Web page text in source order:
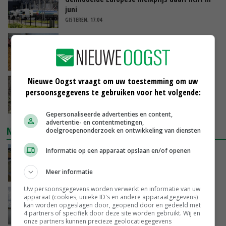
juni
GISTEREN, 17:04
varkensvleesketen
GISTEREN, 15:29
Emmeloord noteert eerste zaaiuien op
maximaal 20 euro
NIEUWSTE VIDEO'S
Droogte veroorzaakt steeds meer problemen:
GISTEREN, 14:06
Koeien van enige drijvende boerderij ter
wereld zijn te koop
GISTEREN, 12:00
Nieuwe Oogst vraagt om uw toestemming om uw
persoonsgegevens te gebruiken voor het volgende:
Gepersonaliseerde advertenties en content,
advertentie- en contentmetingen,
doelgroepenonderzoek en ontwikkeling van diensten
Informatie op een apparaat opslaan en/of openen
Meer informatie
Uw persoonsgegevens worden verwerkt en informatie van uw
apparaat (cookies, unieke ID's en andere apparaatgegevens)
kan worden opgeslagen door, geopend door en gedeeld met
4 partners of specifiek door deze site worden gebruikt. Wij en
onze partners kunnen precieze geolocatiegegevens